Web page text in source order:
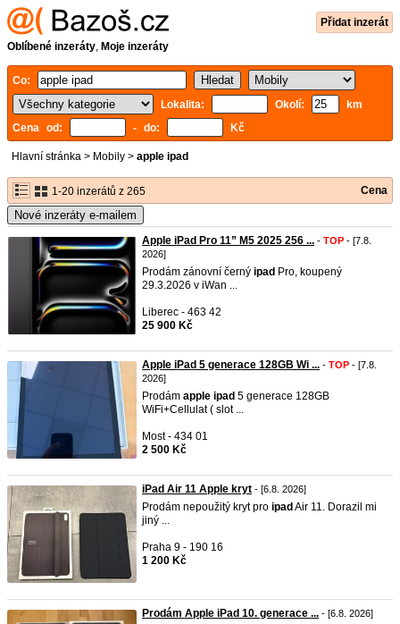
Přidat inzerát
Oblíbené inzeráty, Moje inzeráty
Co:
Lokalita:
Okolí:
km
Cena od:
- do: Kč
Hlavní stránka > Mobily > apple ipad
1-20 inzerátů z 265 Cena
Nové inzeráty e-mailem
Apple iPad Pro 11” M5 2025 256 ... - TOP - [7.8.
2026]
Prodám zánovní černý ipad Pro, koupený
29.3.2026 v iWan ...
Liberec - 463 42
25 900 Kč
Apple iPad 5 generace 128GB Wi ... - TOP - [7.8.
2026]
Prodám apple ipad 5 generace 128GB
WiFi+Cellulat ( slot ...
Most - 434 01
2 500 Kč
iPad Air 11 Apple kryt - [6.8. 2026]
Prodám nepoužitý kryt pro ipad Air 11. Dorazil mi
jiný ...
Praha 9 - 190 16
1 200 Kč
Prodám Apple iPad 10. generace ... - [6.8. 2026]